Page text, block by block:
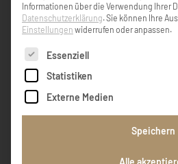
Die Zeit heilt nicht alle
nur mit dem
Keiner wird gefragt wann
Abschied zu nehmen - vom
Informationen über die Verwendung Ihrer
Datenschutzerklärung.Sie können Ihre
Einstellungen widerrufen oder anpassen.
Es folgt eine Liste der
Essenziell
Statistiken
Externe Medien
Speichern